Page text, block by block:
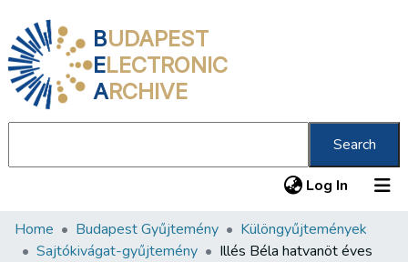
BUDAPEST
ELECTRONIC
ARCHIVE
Search
Log In (current)
Communities & Collections
Home Budapest Gyűjtemény
Különgyűjtemények
Sajtókivágat-gyűjtemény
Illés Béla hatvanöt éves